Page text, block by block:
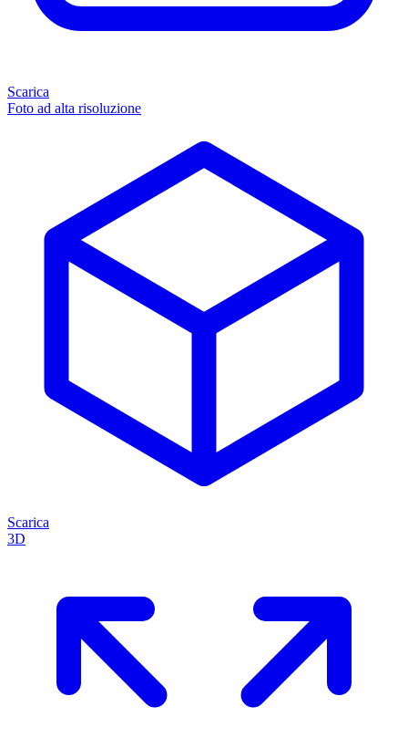
Scarica
Foto ad alta risoluzione
Scarica
3D